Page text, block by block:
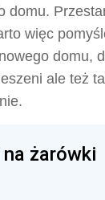
domu.
więc
domu,
ale też
żarówki